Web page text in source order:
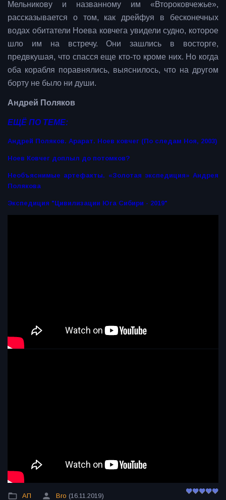
Мельникову и названному им «Второковчежье»,
рассказывается о том, как дрейфуя в бесконечных
водах обитатели Ноева ковчега увидели судно, которое
шло им на встречу. Они зашлись в восторге,
предвкушая, что спасся еще кто-то кроме них. Но когда
оба корабля поравнялись, выяснилось, что на другом
борту не было ни души.
Андрей Поляков
ЕЩЁ ПО ТЕМЕ:
Андрей Поляков. Арарат. Ноев ковчег (По следам Ноя, 2003)
Ноев Ковчег доплыл до потомков?
Необъяснимые артефакты. «Золотая экспедиция» Андрея
Полякова
Экспедиция "Цивилизации Юга Сибири - 2019"
АП Bro (16.11.2019)